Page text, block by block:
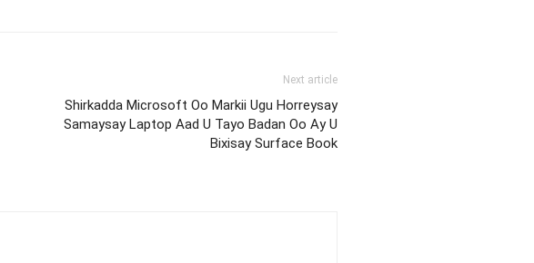
Next article
Shirkadda Microsoft Oo Markii Ugu Horreysay
Samaysay Laptop Aad U Tayo Badan Oo Ay U
Bixisay Surface Book